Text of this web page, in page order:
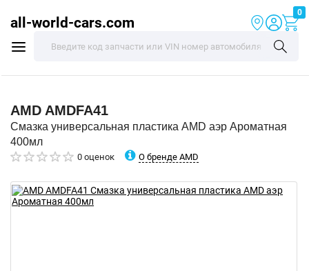
all-world-cars.com
0
AMD AMDFA41
Смазка универсальная пластика AMD аэр Ароматная
400мл
0 оценок О бренде AMD